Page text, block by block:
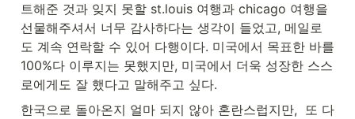
트해준 것과 잊지 못할 st.louis 여행과 chicago 여행을
선물해주셔서 너무 감사하다는 생각이 들었고, 메일로
도 계속 연락할 수 있어 다행이다. 미국에서 목표한 바를
100%다 이루지는 못했지만, 미국에서 더욱 성장한 스스
로에게도 잘 했다고 말해주고 싶다.
한국으로 돌아온지 얼마 되지 않아 혼란스럽지만,  또 다